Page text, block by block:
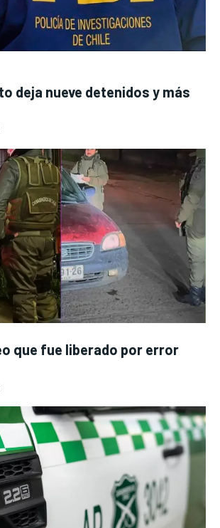
deja nueve detenidos y más
que fue liberado por error